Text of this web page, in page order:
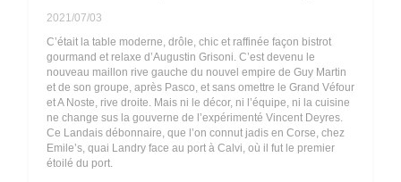
2021/07/03
C’était la table moderne, drôle, chic et raffinée façon bistrot
gourmand et relaxe d’Augustin Grisoni. C’est devenu le
nouveau maillon rive gauche du nouvel empire de Guy Martin
et de son groupe, après Pasco, et sans omettre le Grand Véfour
et A Noste, rive droite. Mais ni le décor, ni l’équipe, ni la cuisine
ne change sus la gouverne de l’expérimenté Vincent Deyres.
Ce Landais débonnaire, que l’on connut jadis en Corse, chez
Emile’s, quai Landry face au port à Calvi, où il fut le premier
étoilé du port.